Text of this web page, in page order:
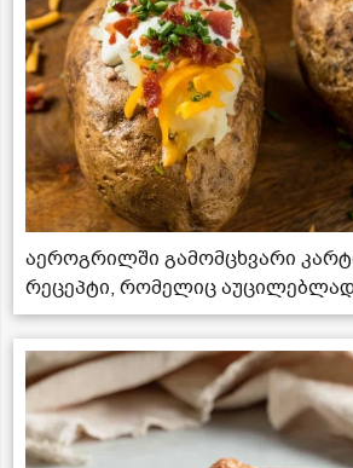
აეროგრილში გამომცხვარი
რეცეპტი, რომელიც